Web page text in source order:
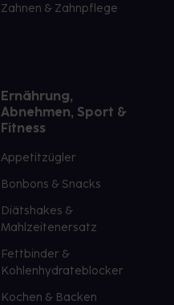
Zahnen & Zahnpflege
Ernährung,
Abnehmen, Sport &
Fitness
Appetitzügler
Bonbons & Snacks
Diätshakes &
Mahlzeitenersatz
Fettbinder &
Kohlenhydrateblocker
Kochen & Backen